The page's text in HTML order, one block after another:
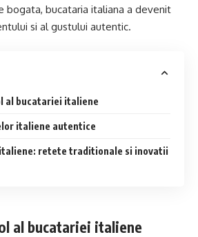
bogata, bucataria italiana a devenit
si al gustului autentic.
al bucatariei italiene
italiene autentice
retete traditionale si inovatii
al bucatariei italiene